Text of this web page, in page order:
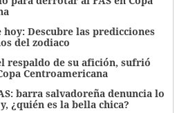
hoy: Descubre las predicciones
del zodiaco
respaldo de su afición, sufrió
Centroamericana
barra salvadoreña denuncia lo
¿quién es la bella chica?